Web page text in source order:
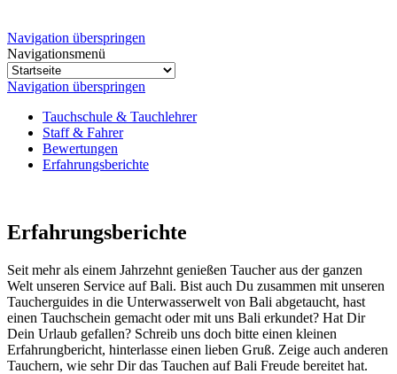
Navigation überspringen
Navigationsmenü
Navigation überspringen
Tauchschule & Tauchlehrer
Staff & Fahrer
Bewertungen
Erfahrungsberichte
Erfahrungsberichte
Seit mehr als einem Jahrzehnt genießen Taucher aus der ganzen
Welt unseren Service auf Bali. Bist auch Du zusammen mit unseren
Taucherguides in die Unterwasserwelt von Bali abgetaucht, hast
einen Tauchschein gemacht oder mit uns Bali erkundet? Hat Dir
Dein Urlaub gefallen? Schreib uns doch bitte einen kleinen
Erfahrungbericht, hinterlasse einen lieben Gruß. Zeige auch anderen
Tauchern, wie sehr Dir das Tauchen auf Bali Freude bereitet hat.